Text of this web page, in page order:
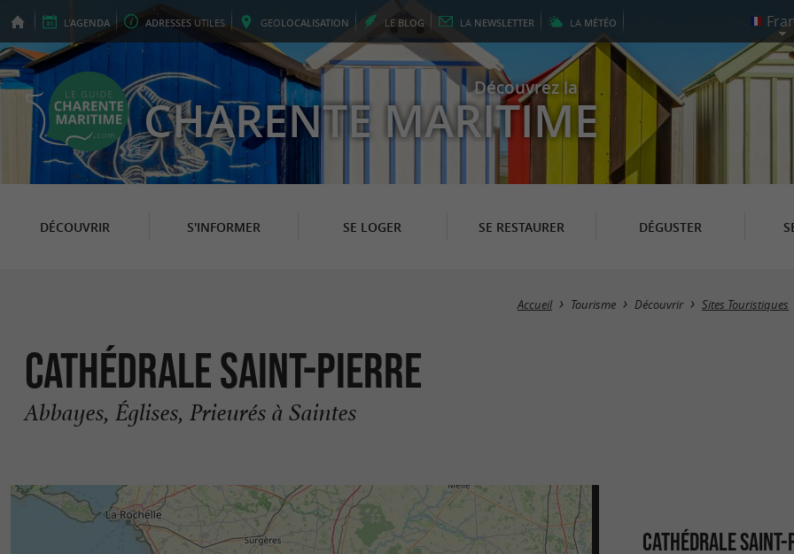
L'AGENDA ADRESSES UTILES GEOLOCALISATION LE BLOG LA NEWSLETTER LA MÉTÉO
Découvrez la
CHARENTE MARITIME
DÉCOUVRIR S'INFORMER SE LOGER SE RESTAURER DÉGUSTER
Accueil Tourisme Découvrir Sites Touristiques
Cathédrale Saint-Pierre
Abbayes, Églises, Prieurés à Saintes
CATHÉDRALE SAINT-